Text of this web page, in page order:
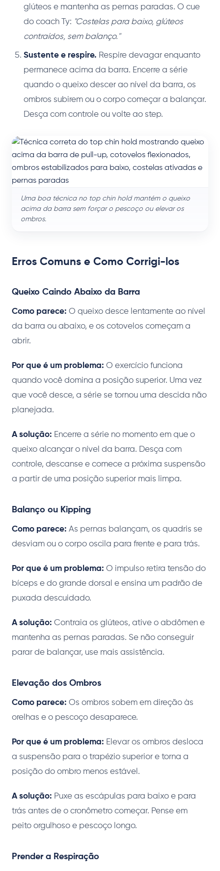
glúteos e mantenha as pernas paradas. O cue
do coach Ty: "Costelas para baixo, glúteos
contraídos, sem balanço."
Sustente e respire. Respire devagar enquanto
permanece acima da barra. Encerre a série
quando o queixo descer ao nível da barra, os
ombros subirem ou o corpo começar a balançar.
Desça com controle ou volte ao step.
Uma boa técnica no top chin hold mantém o queixo
acima da barra sem forçar o pescoço ou elevar os
ombros.
Erros Comuns e Como Corrigi-los
Queixo Caindo Abaixo da Barra
Como parece: O queixo desce lentamente ao nível
da barra ou abaixo, e os cotovelos começam a
abrir.
Por que é um problema: O exercício funciona
quando você domina a posição superior. Uma vez
que você desce, a série se tornou uma descida não
planejada.
A solução: Encerre a série no momento em que o
queixo alcançar o nível da barra. Desça com
controle, descanse e comece a próxima suspensão
a partir de uma posição superior mais limpa.
Balanço ou Kipping
Como parece: As pernas balançam, os quadris se
desviam ou o corpo oscila para frente e para trás.
Por que é um problema: O impulso retira tensão do
bíceps e do grande dorsal e ensina um padrão de
puxada descuidado.
A solução: Contraia os glúteos, ative o abdômen e
mantenha as pernas paradas. Se não conseguir
parar de balançar, use mais assistência.
Elevação dos Ombros
Como parece: Os ombros sobem em direção às
orelhas e o pescoço desaparece.
Por que é um problema: Elevar os ombros desloca
a suspensão para o trapézio superior e torna a
posição do ombro menos estável.
A solução: Puxe as escápulas para baixo e para
trás antes de o cronômetro começar. Pense em
peito orgulhoso e pescoço longo.
Prender a Respiração